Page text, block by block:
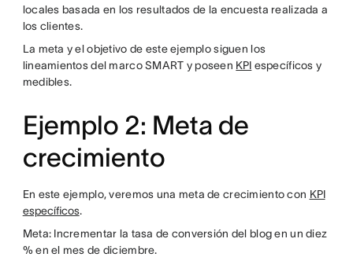
locales basada en los resultados de la encuesta realizada a
los clientes.
La meta y el objetivo de este ejemplo siguen los
lineamientos del marco SMART y poseen KPI específicos y
medibles.
Ejemplo 2: Meta de
crecimiento
En este ejemplo, veremos una meta de crecimiento con KPI
específicos.
Meta: Incrementar la tasa de conversión del blog en un diez
% en el mes de diciembre.